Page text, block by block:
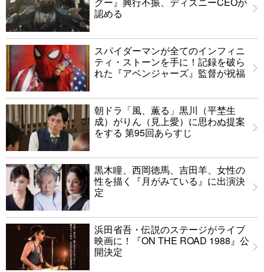
認める
スパイダーマンが全てのインフィニ
ティ・ストーンを手に！記録を破ら
れた『アベンジャーズ』監督が祝福
朝ドラ「風、薫る」黒川（平埜生
成）がりん（見上愛）に思わぬ提案
をする 第95回あらすじ
黒木瞳、西岡徳馬、吉田羊、女性の
性を描く『月がみている』に出演決
定
浜田省吾・伝説のステージがライブ
映画に！『ON THE ROAD 1988』公
開決定